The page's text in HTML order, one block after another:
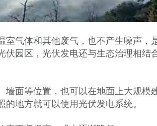
气体和其他废气，也不产生噪声，
园区，光伏发电还与生态治理相
面等位置，也可以在地面上大规模
地方就可以使用光伏发电系统。